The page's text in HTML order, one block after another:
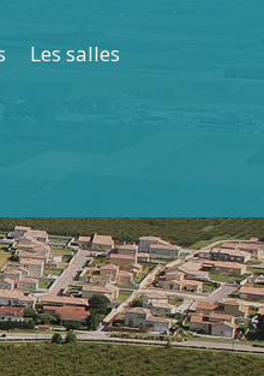
Les salles